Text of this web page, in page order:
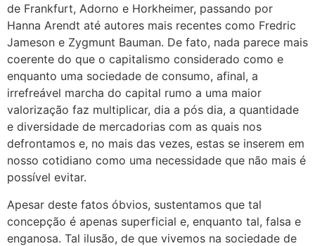
de Frankfurt, Adorno e Horkheimer, passando por
Hanna Arendt até autores mais recentes como Fredric
Jameson e Zygmunt Bauman. De fato, nada parece mais
coerente do que o capitalismo considerado como e
enquanto uma sociedade de consumo, afinal, a
irrefreável marcha do capital rumo a uma maior
valorização faz multiplicar, dia a pós dia, a quantidade
e diversidade de mercadorias com as quais nos
defrontamos e, no mais das vezes, estas se inserem em
nosso cotidiano como uma necessidade que não mais é
possível evitar.
Apesar deste fatos óbvios, sustentamos que tal
concepção é apenas superficial e, enquanto tal, falsa e
enganosa. Tal ilusão, de que vivemos na sociedade de